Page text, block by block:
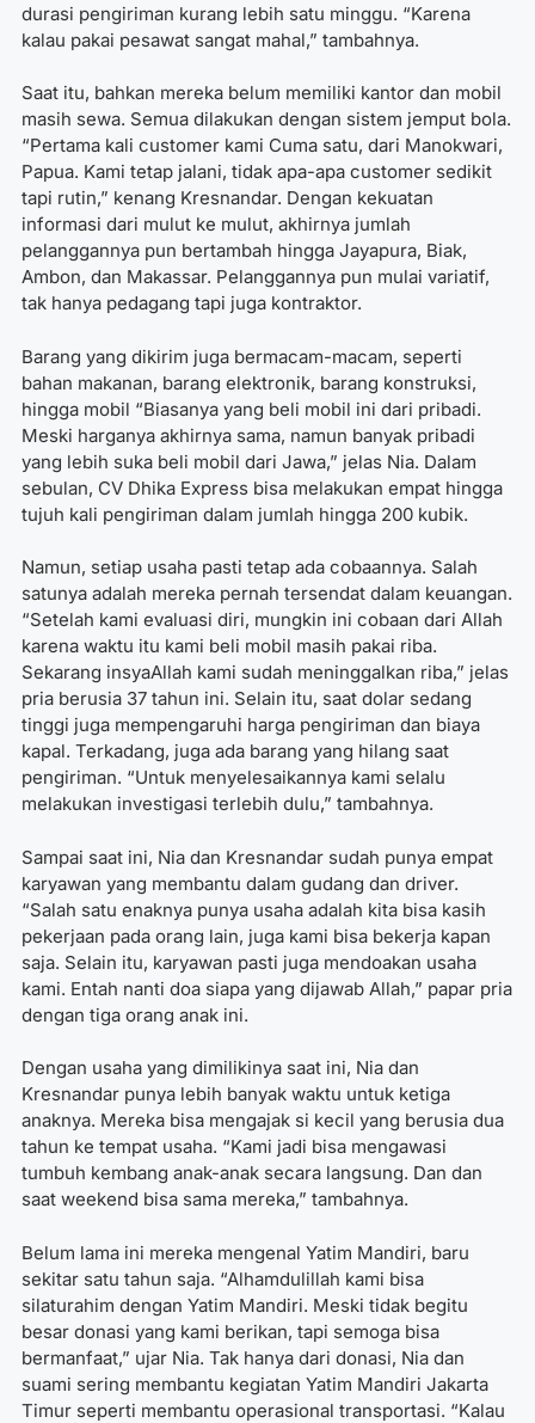
durasi pengiriman kurang lebih satu minggu. “Karena
kalau pakai pesawat sangat mahal,” tambahnya.
Saat itu, bahkan mereka belum memiliki kantor dan mobil
masih sewa. Semua dilakukan dengan sistem jemput bola.
“Pertama kali customer kami Cuma satu, dari Manokwari,
Papua. Kami tetap jalani, tidak apa-apa customer sedikit
tapi rutin,” kenang Kresnandar. Dengan kekuatan
informasi dari mulut ke mulut, akhirnya jumlah
pelanggannya pun bertambah hingga Jayapura, Biak,
Ambon, dan Makassar. Pelanggannya pun mulai variatif,
tak hanya pedagang tapi juga kontraktor.
Barang yang dikirim juga bermacam-macam, seperti
bahan makanan, barang elektronik, barang konstruksi,
hingga mobil “Biasanya yang beli mobil ini dari pribadi.
Meski harganya akhirnya sama, namun banyak pribadi
yang lebih suka beli mobil dari Jawa,” jelas Nia. Dalam
sebulan, CV Dhika Express bisa melakukan empat hingga
tujuh kali pengiriman dalam jumlah hingga 200 kubik.
Namun, setiap usaha pasti tetap ada cobaannya. Salah
satunya adalah mereka pernah tersendat dalam keuangan.
“Setelah kami evaluasi diri, mungkin ini cobaan dari Allah
karena waktu itu kami beli mobil masih pakai riba.
Sekarang insyaAllah kami sudah meninggalkan riba,” jelas
pria berusia 37 tahun ini. Selain itu, saat dolar sedang
tinggi juga mempengaruhi harga pengiriman dan biaya
kapal. Terkadang, juga ada barang yang hilang saat
pengiriman. “Untuk menyelesaikannya kami selalu
melakukan investigasi terlebih dulu,” tambahnya.
Sampai saat ini, Nia dan Kresnandar sudah punya empat
karyawan yang membantu dalam gudang dan driver.
“Salah satu enaknya punya usaha adalah kita bisa kasih
pekerjaan pada orang lain, juga kami bisa bekerja kapan
saja. Selain itu, karyawan pasti juga mendoakan usaha
kami. Entah nanti doa siapa yang dijawab Allah,” papar pria
dengan tiga orang anak ini.
Dengan usaha yang dimilikinya saat ini, Nia dan
Kresnandar punya lebih banyak waktu untuk ketiga
anaknya. Mereka bisa mengajak si kecil yang berusia dua
tahun ke tempat usaha. “Kami jadi bisa mengawasi
tumbuh kembang anak-anak secara langsung. Dan dan
saat weekend bisa sama mereka,” tambahnya.
Belum lama ini mereka mengenal Yatim Mandiri, baru
sekitar satu tahun saja. “Alhamdulillah kami bisa
silaturahim dengan Yatim Mandiri. Meski tidak begitu
besar donasi yang kami berikan, tapi semoga bisa
bermanfaat,” ujar Nia. Tak hanya dari donasi, Nia dan
suami sering membantu kegiatan Yatim Mandiri Jakarta
Timur seperti membantu operasional transportasi. “Kalau